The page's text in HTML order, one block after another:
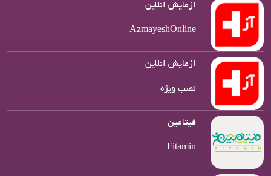
ازمایش انلاین
AzmayeshOnline
ازمایش انلاین
نصب ویژه
فیتامین
Fitamin